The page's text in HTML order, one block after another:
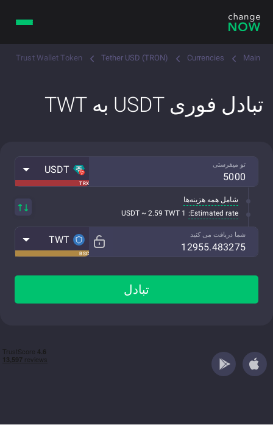
Main
Currencies
Tether USD (TRON)
Trust Wallet Token
تبادل فوری USDT به TWT
تو میفرستی
TRX
USDT
شامل همه هزینه‌ها
Estimated rate:
1 USDT ~ 2.59 TWT
شما دریافت می کنید
BSC
TWT
تبادل